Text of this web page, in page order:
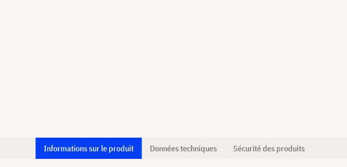
Informations sur le produit Données techniques Sécurité des produits